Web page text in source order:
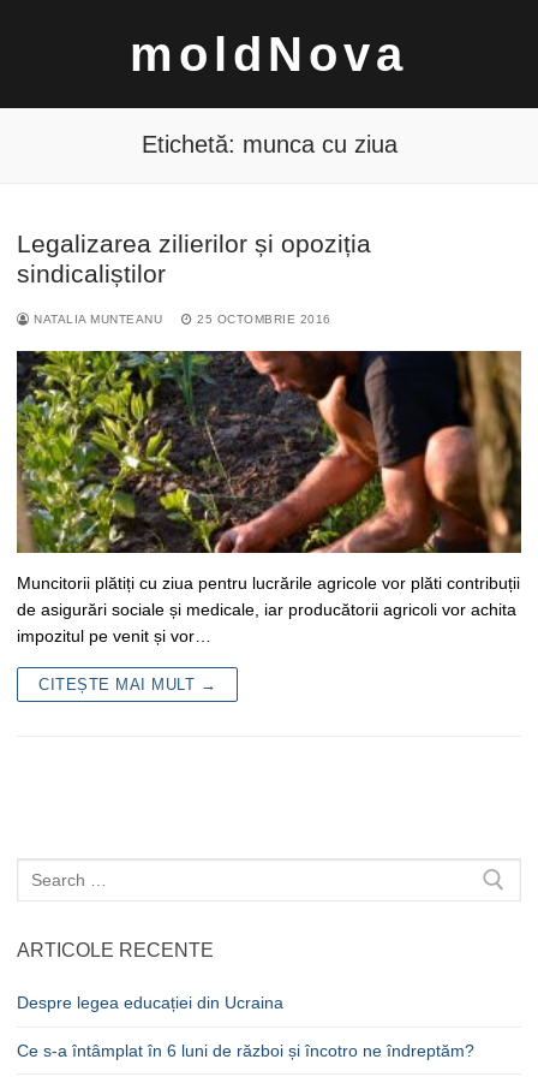
moldNova
Caută
Etichetă: munca cu ziua
Legalizarea zilierilor și opoziția
sindicaliștilor
NATALIA MUNTEANU 25 OCTOMBRIE 2016
Muncitorii plătiți cu ziua pentru lucrările agricole vor plăti contribuții
de asigurări sociale și medicale, iar producătorii agricoli vor achita
impozitul pe venit și vor…
CITEȘTE MAI MULT →
Caută
după:
ARTICOLE RECENTE
Despre legea educației din Ucraina
Ce s-a întâmplat în 6 luni de război și încotro ne îndreptăm?